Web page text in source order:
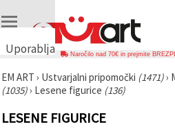
Uporabljamo
🍪
Uporabljamo
podobne
tehnologije,
Naročilo nad 70€ in prejmite
EM ART › Ustvarjalni pripomočki (1471)›
(1035)› Lesene figurice (136)
LESENE FIGURICE